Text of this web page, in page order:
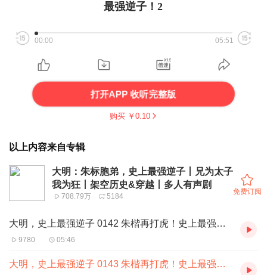
最强逆子！2
00:00 05:51
打开APP 收听完整版
购买 ￥ 0.10
以上内容来自专辑
大明：朱标胞弟，史上最强逆子丨兄为太子
我为狂丨架空历史&穿越丨多人有声剧
708.79万 5184
免费订阅
大明，史上最强逆子 0142 朱楷再打虎！史上最强逆子！1
9780 05:46
大明，史上最强逆子 0143 朱楷再打虎！史上最强逆子！2